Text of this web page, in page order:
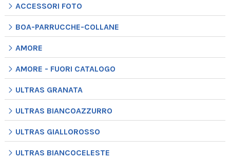
ACCESSORI FOTO
BOA-PARRUCCHE-COLLANE
AMORE
AMORE - FUORI CATALOGO
ULTRAS GRANATA
ULTRAS BIANCOAZZURRO
ULTRAS GIALLOROSSO
ULTRAS BIANCOCELESTE